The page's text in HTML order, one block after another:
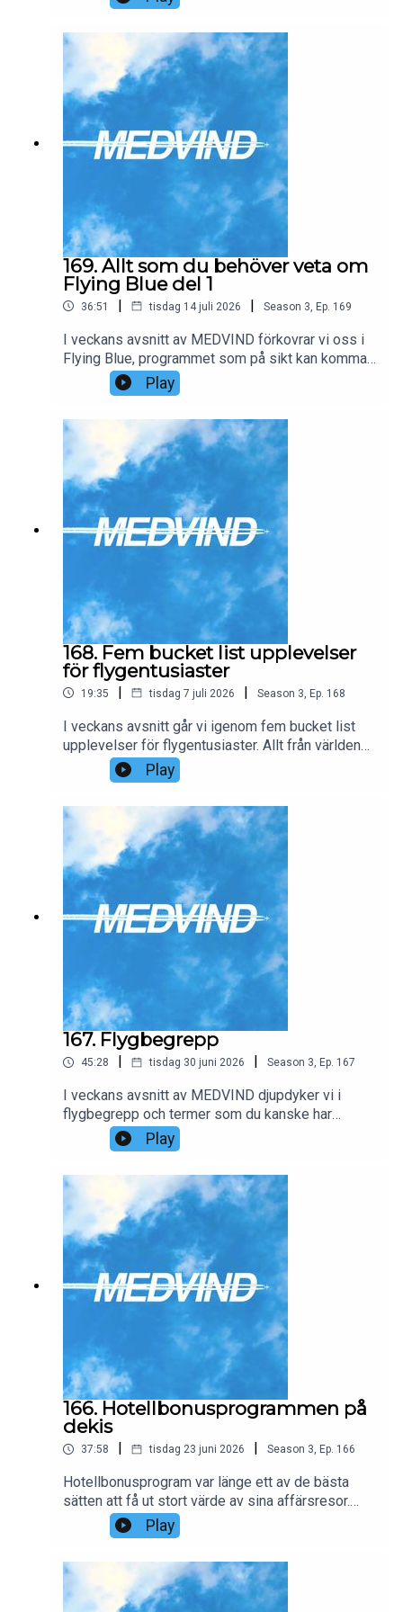
ni behöver veta om programmet, samt huruvida
inte.
169. Allt som du behöver veta om
Flying Blue del 1
36:51 | tisdag 14 juli 2026 | Season 3, Ep. 169
I veckans avsnitt av MEDVIND förkovrar vi oss i
Flying Blue, programmet som på sikt kan komma
att ersätta SAS EuroBonus. Vi går igenom allt som
ni behöver veta om programmet, samt huruvida
det medför förbättringar över EuroBonus eller
inte.
Play
168. Fem bucket list upplevelser
för flygentusiaster
19:35 | tisdag 7 juli 2026 | Season 3, Ep. 168
I veckans avsnitt går vi igenom fem bucket list
upplevelser för flygentusiaster. Allt från världens
längsta och kortaste flygningar till exotiska
flygplatser och mycket mer!
Play
167. Flygbegrepp
45:28 | tisdag 30 juni 2026 | Season 3, Ep. 167
I veckans avsnitt av MEDVIND djupdyker vi i
flygbegrepp och termer som du kanske har
kommit i kontakt med vid något tillfälle när du har
försökt boka en flygresa för pengar eller poäng.
Vi reder ut innebörden av married segments, city
pairs och mycket mer.
Play
166. Hotellbonusprogrammen på
dekis
37:58 | tisdag 23 juni 2026 | Season 3, Ep. 166
Hotellbonusprogram var länge ett av de bästa
sätten att få ut stort värde av sina affärsresor.
Genom att samla poäng hos Hilton, Marriott eller
Hyatt kunde resenärer bo på lyxhotell för en
bråkdel av det ordinarie priset. Men de senaste
åren har nästan allt förändrats.I detta avsnitt går vi
igenom hur hotellpoäng fungerar, varför fasta
Play